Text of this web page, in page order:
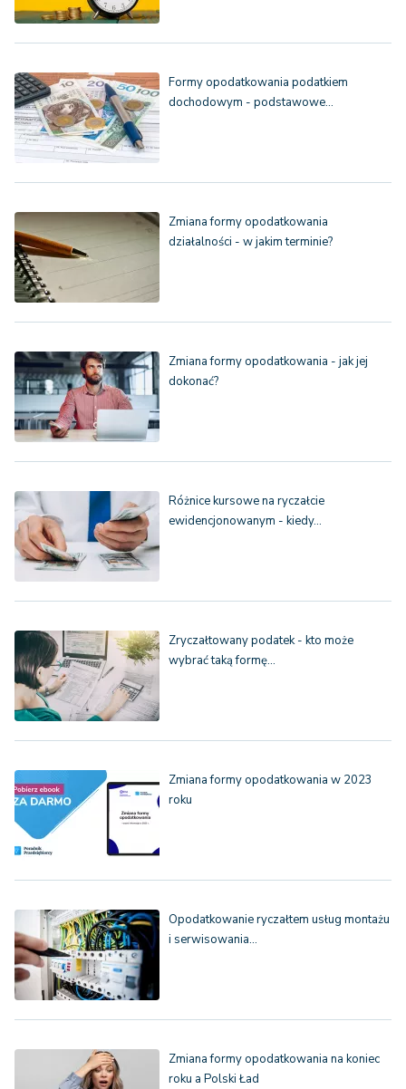
Formy opodatkowania podatkiem
dochodowym - podstawowe…
Zmiana formy opodatkowania
działalności - w jakim terminie?
Zmiana formy opodatkowania - jak jej
dokonać?
Różnice kursowe na ryczałcie
ewidencjonowanym - kiedy…
Zryczałtowany podatek - kto może
wybrać taką formę…
Zmiana formy opodatkowania w 2023
roku
Opodatkowanie ryczałtem usług montażu
i serwisowania…
Zmiana formy opodatkowania na koniec
roku a Polski Ład